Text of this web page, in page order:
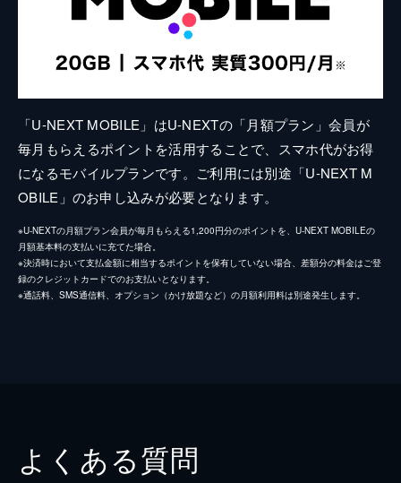
「U-NEXT MOBILE」はU-NEXTの「月額プラン」会員が
毎月もらえるポイントを活用することで、スマホ代がお得
になるモバイルプランです。ご利用には別途「U-NEXT M
OBILE」のお申し込みが必要となります。
※U-NEXTの月額プラン会員が毎月もらえる1,200円分のポイントを、U-NEXT MOBILEの
月額基本料の支払いに充てた場合。
※決済時において支払金額に相当するポイントを保有していない場合、差額分の料金はご登
録のクレジットカードでのお支払いとなります。
※通話料、SMS通信料、オプション（かけ放題など）の月額利用料は別途発生します。
よくある質問